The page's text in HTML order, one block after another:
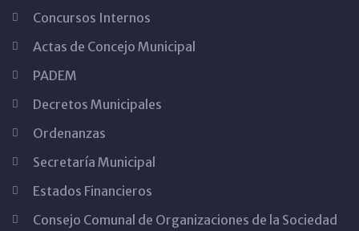
Concursos Internos
Actas de Concejo Municipal
PADEM
Decretos Municipales
Ordenanzas
Secretaría Municipal
Estados Financieros
Consejo Comunal de Organizaciones de la Sociedad